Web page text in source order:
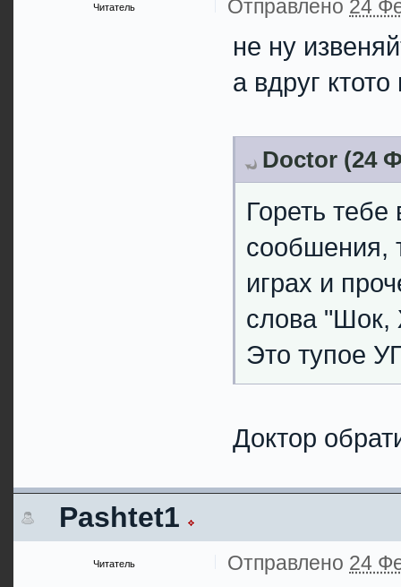
Читатель Отправлено 24
не ну
а вдруг
Doctor (24
Гореть тебе
сообшения,
играх и
слова "Шок,
Это тупое
Доктор
Pashtet1
Читатель Отправлено 24